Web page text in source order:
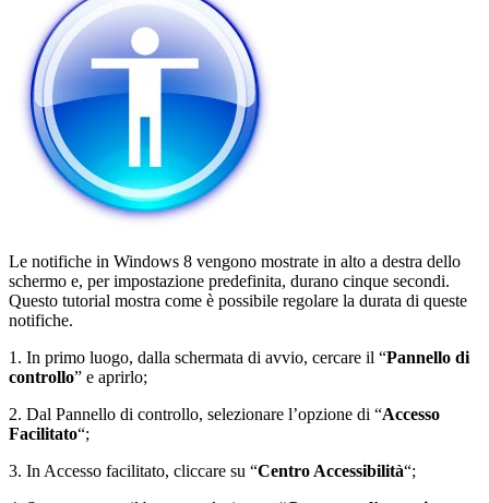
Le notifiche in Windows 8 vengono mostrate in alto a destra dello
schermo e, per impostazione predefinita, durano cinque secondi.
Questo tutorial mostra come è possibile regolare la durata di queste
notifiche.
1. In primo luogo, dalla schermata di avvio, cercare il “Pannello di
controllo” e aprirlo;
2. Dal Pannello di controllo, selezionare l’opzione di “Accesso
Facilitato“;
3. In Accesso facilitato, cliccare su “Centro Accessibilità“;